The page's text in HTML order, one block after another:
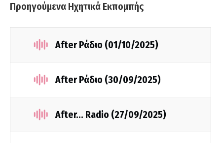
Προηγούμενα Ηχητικά Εκπομπής
After Ράδιο (01/10/2025)
After Ράδιο (30/09/2025)
After... Radio (27/09/2025)